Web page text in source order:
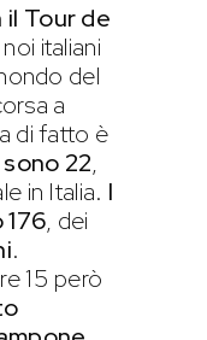
Tour de
italiani
del
a
di fatto è
22,
in Italia. I
, dei
.
15 però